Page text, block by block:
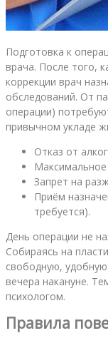
Подготовка к
врача. После того,
коррекции врач
обследований. От
операции)
привычном укладе
Отказ от
Запрет на
Приём
требуется).
День операции не
Собираясь на
свободную,
вечера накануне.
психологом.
Правила